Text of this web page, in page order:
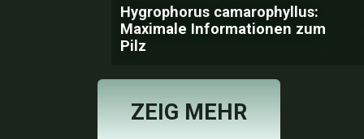
Hygrophorus camarophyllus:
Maximale Informationen zum
Pilz
ZEIG MEHR